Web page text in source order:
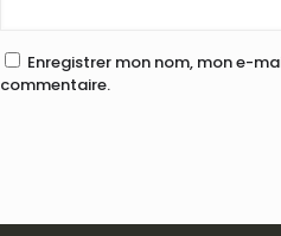
Enregistrer mon nom, mon e-
commentaire.